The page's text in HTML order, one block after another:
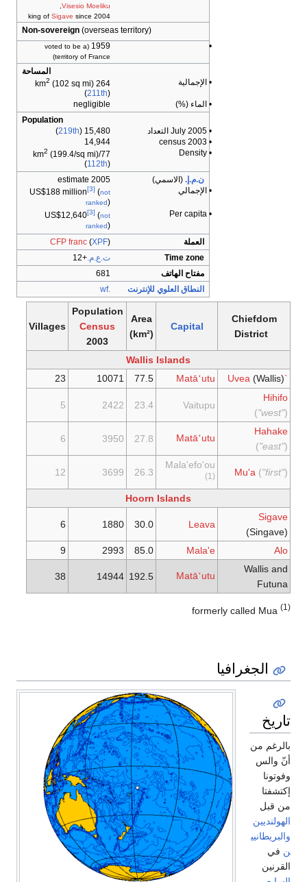
Visesio Moeliku
king of Sigave since 2004
Non-sovereign(overseas territory)
•
1959
(voted to be a
territory of France)
المساحة
• الإجمالية
264 km
2 (102 sq mi)
(211th)
• الماء (%)
negligible
Population
• July 2005 التعداد
15,480 (
219th
)
• 2003 census
14,944
• Density
77/km
2 (199.4/sq mi)
(112th)
ن.م.إ. (الاسمي)
2005 estimate
• الإجمالي
US$188 million [3] (not
ranked)
• Per capita
US$12,640 [3] (not
ranked)
العملة
CFP franc(XPF)
Time zone
ت.ع.م.+12
مفتاح الهاتف
681
النطاق العلوي للإنترنت
.wf
Chiefdom
Capital
Area
(km²)
Population
Census
2003
Villages
Wallis Islands
`Uvea
(Wallis)
Matāʻutu
77.5
10071
23
Hihifo
("west")
Vaitupu
23.4
2422
5
Hahake
("east")
Matāʻutu
27.8
3950
6
Mu'a ("first")
Mala'efo'ou
(1)
26.3
3699
12
Hoorn Islands
Sigave
(Singave)
Leava
30.0
1880
6
Alo
Mala'e
85.0
2993
9
Wallis and
Futuna
Matāʻutu
192.5
14944
38
(1)
الجغرافيا
تاريخ
بالرغم من
أنّ والس
وفوتونا
إكتشفتا
من قبل
الهولنديين
والبريطانيي
ن في
القرنين